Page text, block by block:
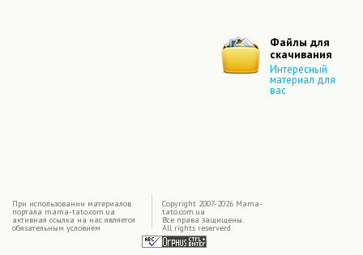
Файлы для
скачивания
Интересный
материал для
вас
При использовании материалов
портала mama-tato.com.ua
активная ссылка на нас является
обязательным условием
Copyright 2007-2026 Mama-
tato.com.ua
Все права защищены.
All rights reserverd.